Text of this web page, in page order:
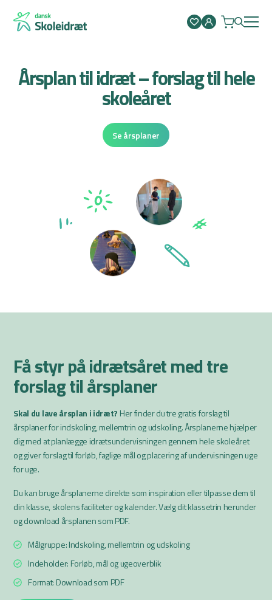
Årsplan til idræt – forslag til hele
skoleåret
Se årsplaner
Få styr på idrætsåret med tre
forslag til årsplaner
Skal du lave årsplan i idræt? Her finder du tre gratis forslag til
årsplaner for indskoling, mellemtrin og udskoling. Årsplanerne hjælper
dig med at planlægge idrætsundervisningen gennem hele skoleåret
og giver forslag til forløb, faglige mål og placering af undervisningen uge
for uge.
Du kan bruge årsplanerne direkte som inspiration eller tilpasse dem til
din klasse, skolens faciliteter og kalender. Vælg dit klassetrin herunder
og download årsplanen som PDF.
Målgruppe: Indskoling, mellemtrin og udskoling
Indeholder: Forløb, mål og ugeoverblik
Format: Download som PDF